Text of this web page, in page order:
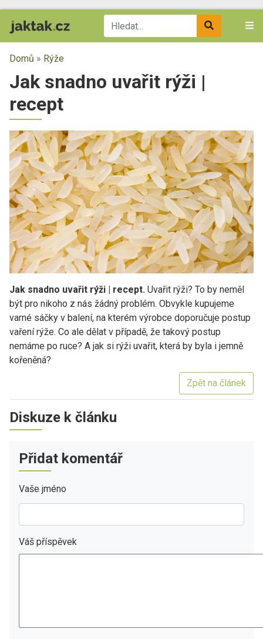
Domů » Rýže
Jak snadno uvařit rýži |
recept
Jak snadno uvařit rýži | recept. Uvařit rýži? To by neměl
být pro nikoho z nás žádný problém. Obvykle kupujeme
varné sáčky v balení, na kterém výrobce doporučuje postup
vaření rýže. Co ale dělat v případě, že takový postup
nemáme po ruce? A jak si rýži uvařit, která by byla i jemně
kořeněná?
Zpět na článek
Diskuze k článku
Přidat komentář
Vaše jméno
Váš příspěvek